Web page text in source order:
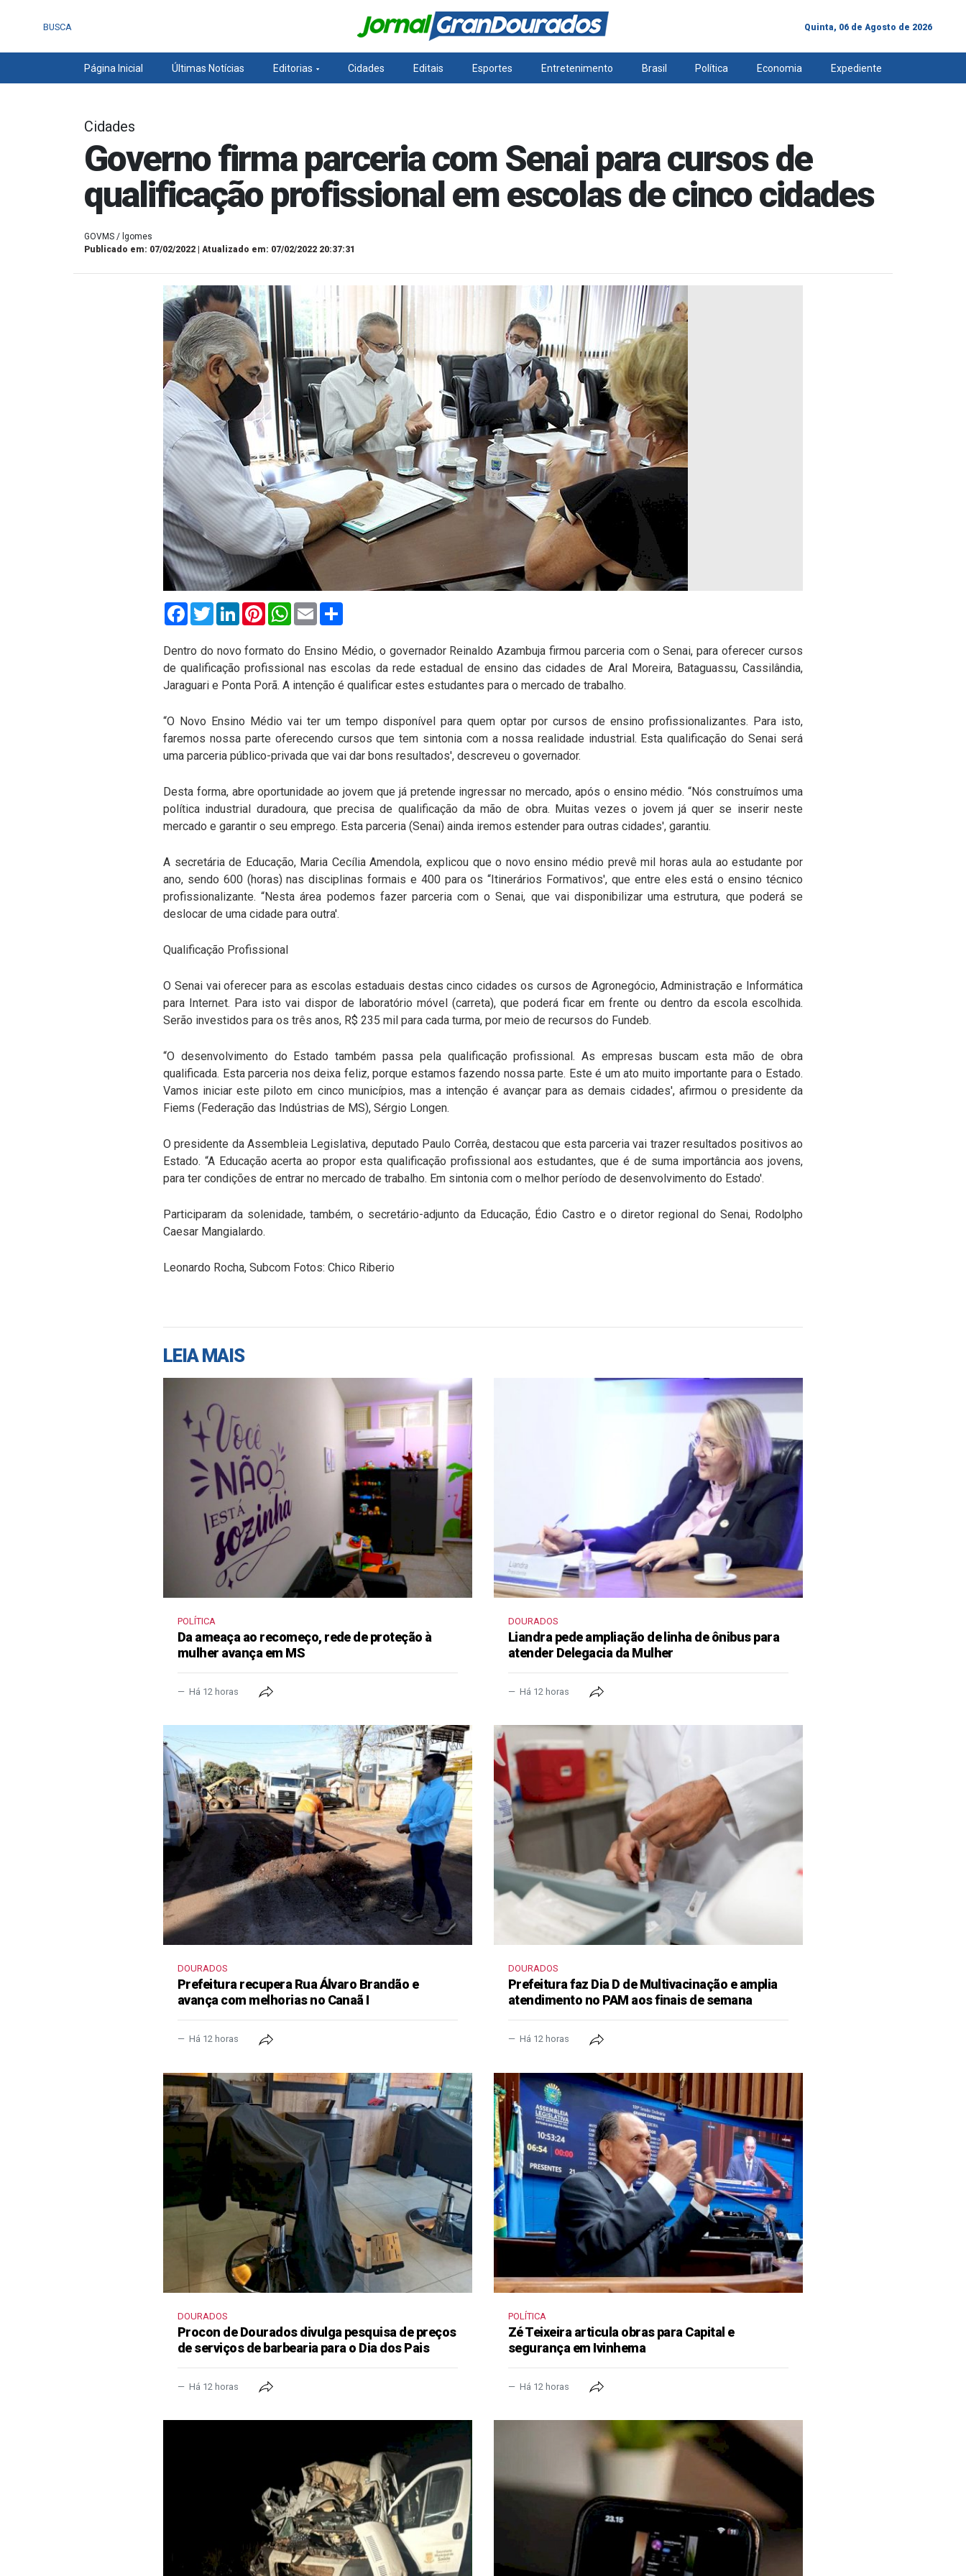
BUSCA Quinta, 06 de Agosto de 2026
Página Inicial Últimas Notícias Editorias Cidades Editais Esportes Entretenimento Brasil Política Economia Expediente
Cidades
Governo firma parceria com Senai para cursos de
qualificação profissional em escolas de cinco cidades
GOVMS / lgomes
Publicado em: 07/02/2022 | Atualizado em: 07/02/2022 20:37:31
FacebookTwitterLinkedInPinterestWhatsApp
Email
Dentro do novo formato do Ensino Médio, o governador Reinaldo Azambuja firmou parceria com o Senai, para oferecer cursos
de qualificação profissional nas escolas da rede estadual de ensino das cidades de Aral Moreira, Bataguassu, Cassilândia,
Jaraguari e Ponta Porã. A intenção é qualificar estes estudantes para o mercado de trabalho.
“O Novo Ensino Médio vai ter um tempo disponível para quem optar por cursos de ensino profissionalizantes. Para isto,
faremos nossa parte oferecendo cursos que tem sintonia com a nossa realidade industrial. Esta qualificação do Senai será
uma parceria público-privada que vai dar bons resultados', descreveu o governador.
Desta forma, abre oportunidade ao jovem que já pretende ingressar no mercado, após o ensino médio. “Nós construímos uma
política industrial duradoura, que precisa de qualificação da mão de obra. Muitas vezes o jovem já quer se inserir neste
mercado e garantir o seu emprego. Esta parceria (Senai) ainda iremos estender para outras cidades', garantiu.
A secretária de Educação, Maria Cecília Amendola, explicou que o novo ensino médio prevê mil horas aula ao estudante por
ano, sendo 600 (horas) nas disciplinas formais e 400 para os “Itinerários Formativos', que entre eles está o ensino técnico
profissionalizante. “Nesta área podemos fazer parceria com o Senai, que vai disponibilizar uma estrutura, que poderá se
deslocar de uma cidade para outra'.
Qualificação Profissional
O Senai vai oferecer para as escolas estaduais destas cinco cidades os cursos de Agronegócio, Administração e Informática
para Internet. Para isto vai dispor de laboratório móvel (carreta), que poderá ficar em frente ou dentro da escola escolhida.
Serão investidos para os três anos, R$ 235 mil para cada turma, por meio de recursos do Fundeb.
“O desenvolvimento do Estado também passa pela qualificação profissional. As empresas buscam esta mão de obra
qualificada. Esta parceria nos deixa feliz, porque estamos fazendo nossa parte. Este é um ato muito importante para o Estado.
Vamos iniciar este piloto em cinco municípios, mas a intenção é avançar para as demais cidades', afirmou o presidente da
Fiems (Federação das Indústrias de MS), Sérgio Longen.
O presidente da Assembleia Legislativa, deputado Paulo Corrêa, destacou que esta parceria vai trazer resultados positivos ao
Estado. “A Educação acerta ao propor esta qualificação profissional aos estudantes, que é de suma importância aos jovens,
para ter condições de entrar no mercado de trabalho. Em sintonia com o melhor período de desenvolvimento do Estado'.
Participaram da solenidade, também, o secretário-adjunto da Educação, Édio Castro e o diretor regional do Senai, Rodolpho
Caesar Mangialardo.
Leonardo Rocha, Subcom Fotos: Chico Riberio
LEIA MAIS
POLÍTICA
Da ameaça ao recomeço, rede de proteção à
mulher avança em MS
Há 12 horas
DOURADOS
Liandra pede ampliação de linha de ônibus para
atender Delegacia da Mulher
Há 12 horas
DOURADOS
Prefeitura recupera Rua Álvaro Brandão e
avança com melhorias no Canaã I
Há 12 horas
DOURADOS
Prefeitura faz Dia D de Multivacinação e amplia
atendimento no PAM aos finais de semana
Há 12 horas
DOURADOS
Procon de Dourados divulga pesquisa de preços
de serviços de barbearia para o Dia dos Pais
Há 12 horas
POLÍTICA
Zé Teixeira articula obras para Capital e
segurança em Ivinhema
Há 12 horas